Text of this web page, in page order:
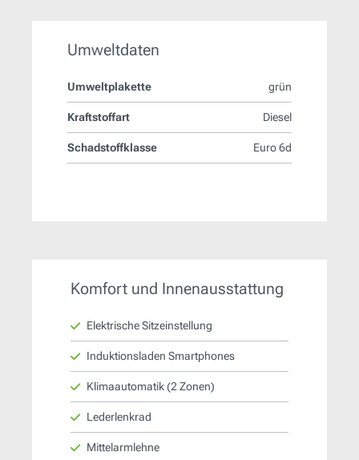
Umweltdaten
Umweltplakette grün
Kraftstoffart Diesel
Schadstoffklasse Euro 6d
Komfort und Innenausstattung
Elektrische Sitzeinstellung
Induktionsladen Smartphones
Klimaautomatik (2 Zonen)
Lederlenkrad
Mittelarmlehne